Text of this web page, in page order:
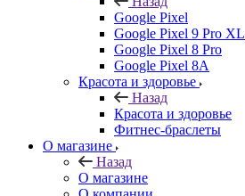
Google Pixel
Google Pixel 9 Pro XL
Google Pixel 8 Pro
Google Pixel 8A
Красота и здоровье
Назад
Красота и здоровье
Фитнес-браслеты
О магазине
Назад
О магазине